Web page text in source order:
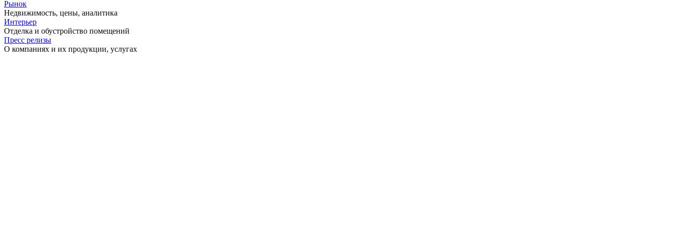
Рынок
Недвижимость, цены, аналитика
Интерьер
Отделка и обустройство помещений
Пресс релизы
О компаниях и их продукции, услугах